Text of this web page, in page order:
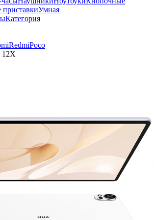
Умная
Категория
RedmiPoco
12X